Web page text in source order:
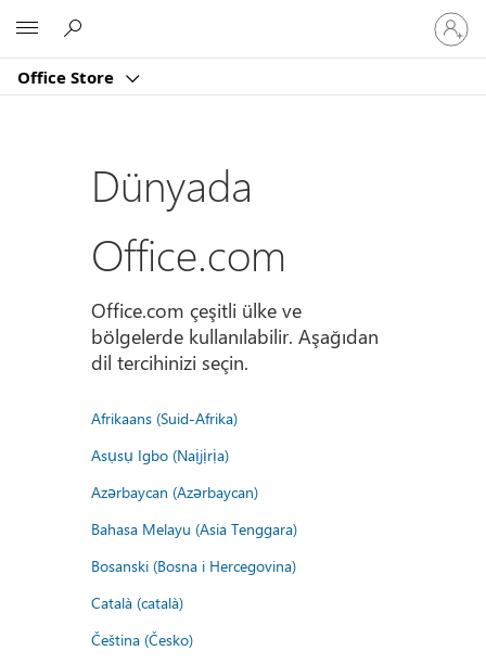
Office Store
oturum
açın
Dünyada
Office.com
Office.com çeşitli ülke ve
bölgelerde kullanılabilir. Aşağıdan
dil tercihinizi seçin.
Afrikaans (Suid-Afrika)
Asụsụ Igbo (Naịjịrịa)
Azərbaycan (Azərbaycan)
Bahasa Melayu (Asia Tenggara)
Bosanski (Bosna i Hercegovina)
Català (català)
Čeština (Česko)